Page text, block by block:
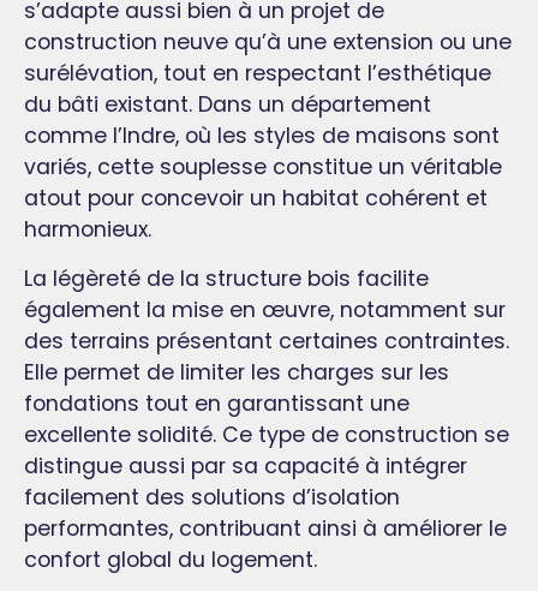
s’adapte aussi bien à un projet de
construction neuve qu’à une extension ou une
surélévation, tout en respectant l’esthétique
du bâti existant. Dans un département
comme l’Indre, où les styles de maisons sont
variés, cette souplesse constitue un véritable
atout pour concevoir un habitat cohérent et
harmonieux.
La légèreté de la structure bois facilite
également la mise en œuvre, notamment sur
des terrains présentant certaines contraintes.
Elle permet de limiter les charges sur les
fondations tout en garantissant une
excellente solidité. Ce type de construction se
distingue aussi par sa capacité à intégrer
facilement des solutions d’isolation
performantes, contribuant ainsi à améliorer le
confort global du logement.